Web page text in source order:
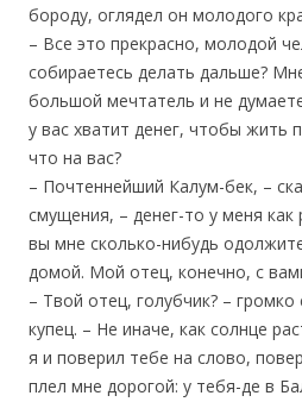
бороду, оглядел он молодого
– Все это прекрасно, молодой
собираетесь делать дальше?
большой мечтатель и не
у вас хватит денег, чтобы жить
что на вас?
– Почтеннейший Калум-бек, –
смущения, – денег-то у меня
вы мне сколько-нибудь
домой. Мой отец, конечно, с
– Твой отец, голубчик? – громко
купец. – Не иначе, как солнце
я и поверил тебе на слово,
плел мне дорогой: у тебя-де в